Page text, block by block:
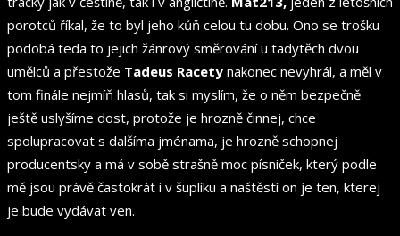
porotců říkal, že to byl jeho kůň celou tu dobu. Ono se trošku
podobá teda to jejich žánrový směrování u tadytěch dvou
umělců a přestože Tadeus Racety nakonec nevyhrál, a měl v
tom finále nejmíň hlasů, tak si myslím, že o něm bezpečně
ještě uslyšíme dost, protože je hrozně činnej, chce
spolupracovat s dalšíma jménama, je hrozně schopnej
producentsky a má v sobě strašně moc písniček, který podle
mě jsou právě častokrát i v šuplíku a naštěstí on je ten, kterej
je bude vydávat ven.